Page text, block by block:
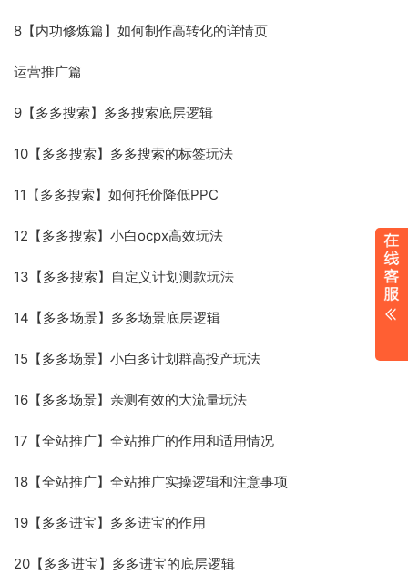
8【内功修炼篇】如何制作高转化的详情页
运营推广篇
9【多多搜索】多多搜索底层逻辑
10【多多搜索】多多搜索的标签玩法
11【多多搜索】如何托价降低PPC
12【多多搜索】小白ocpx高效玩法
13【多多搜索】自定义计划测款玩法
14【多多场景】多多场景底层逻辑
15【多多场景】小白多计划群高投产玩法
16【多多场景】亲测有效的大流量玩法
17【全站推广】全站推广的作用和适用情况
18【全站推广】全站推广实操逻辑和注意事项
19【多多进宝】多多进宝的作用
20【多多进宝】多多进宝的底层逻辑